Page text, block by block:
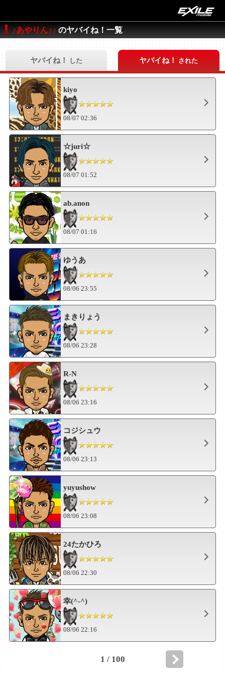
♪あやりん♪♪ のヤバイね！一覧
ヤバイね！ した ヤバイね！ された
kiyo
08/07 02:36
☆juri☆
08/07 01:52
ab.anon
08/07 01:16
ゆうあ
08/06 23:55
まきりょう
08/06 23:28
R-N
08/06 23:16
コジシュウ
08/06 23:13
yuyushow
08/06 23:08
24たかひろ
08/06 22:30
幸(^-^)
08/06 22:16
1 / 100